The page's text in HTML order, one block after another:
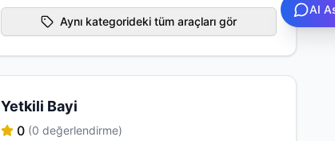
Aynı kategorideki tüm araçları gör
Yetkili Bayi
0 (0 değerlendirme)
AI